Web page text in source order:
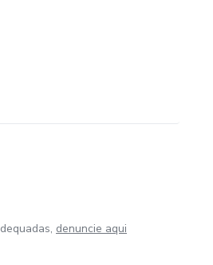
denuncie aqui